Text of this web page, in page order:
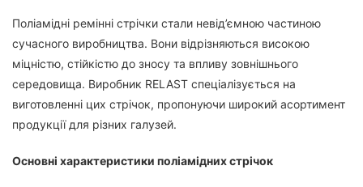
Поліамідні ремінні стрічки стали невід’ємною частиною
сучасного виробництва. Вони відрізняються високою
міцністю, стійкістю до зносу та впливу зовнішнього
середовища. Виробник RELAST спеціалізується на
виготовленні цих стрічок, пропонуючи широкий асортимент
продукції для різних галузей.
Основні характеристики поліамідних стрічок